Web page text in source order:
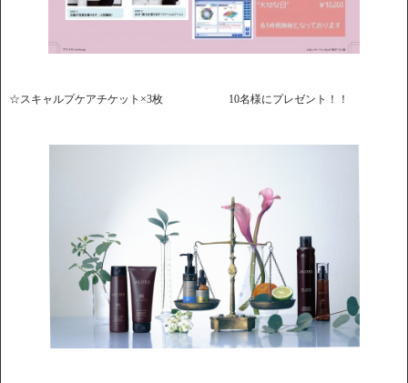
☆スキャルプケアチケット×3枚 10名様にプレゼント！！